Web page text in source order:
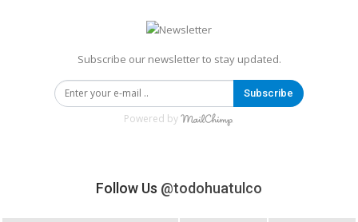
Subscribe our newsletter to stay updated.
Subscribe
Powered by
Follow Us @todohuatulco